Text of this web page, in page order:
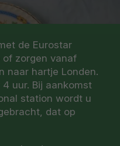
de Eurostar
zorgen vanaf
naar hartje Londen.
uur. Bij aankomst
station wordt u
dat op
Park ligt. U wordt
van